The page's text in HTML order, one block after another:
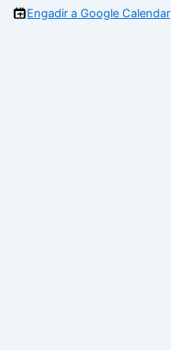
Engadir a Google Calendar